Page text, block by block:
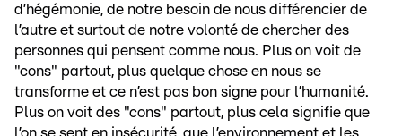
d’hégémonie, de notre besoin de nous différencier de
l’autre et surtout de notre volonté de chercher des
personnes qui pensent comme nous. Plus on voit de
"cons" partout, plus quelque chose en nous se
transforme et ce n’est pas bon signe pour l’humanité.
Plus on voit des "cons" partout, plus cela signifie que
l’on se sent en insécurité, que l’environnement et les